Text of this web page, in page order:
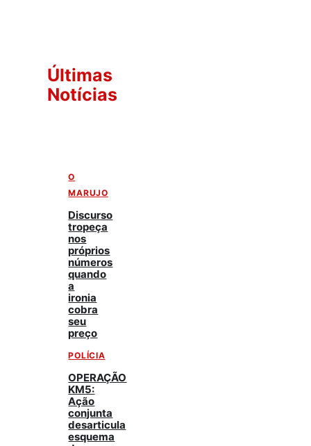
Últimas
Notícias
O
MARUJO
Discurso
tropeça
nos
próprios
números
quando
a
ironia
cobra
seu
preço
POLÍCIA
OPERAÇÃO
KM5:
Ação
conjunta
desarticula
esquema